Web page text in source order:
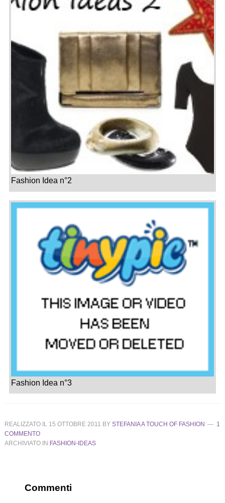
Fashion Idea n°2
Fashion Idea n°3
REALIZZATO IL 15 OTTOBRE 2011 BY STEFANIA A TOUCH OF FASHION
1
COMMENTO
ARCHIVIATO IN:FASHION-IDEAS
Commenti